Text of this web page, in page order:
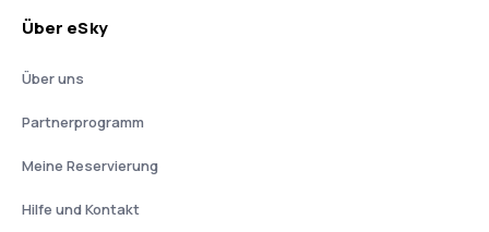
Über eSky
Über uns
Partnerprogramm
Meine Reservierung
Hilfe und Kontakt